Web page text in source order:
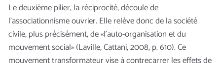
Le deuxième pilier, la réciprocité, découle de
l’associationnisme ouvrier. Elle relève donc de la société
civile, plus précisément, de «l’auto-organisation et du
mouvement social» (Laville, Cattani, 2008, p. 610). Ce